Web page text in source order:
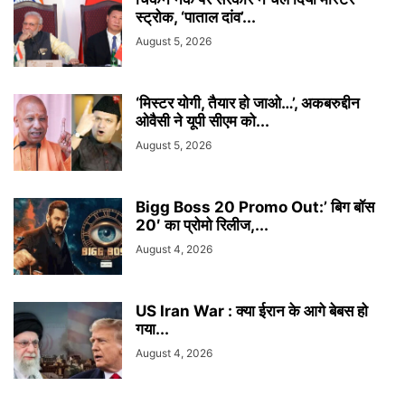
स्ट्रोक, ‘पाताल दांव’...
August 5, 2026
‘मिस्टर योगी, तैयार हो जाओ…’, अकबरुद्दीन
ओवैसी ने यूपी सीएम को...
August 5, 2026
Bigg Boss 20 Promo Out:’ बिग बॉस
20′ का प्रोमो रिलीज,...
August 4, 2026
US Iran War : क्या ईरान के आगे बेबस हो
गया...
August 4, 2026